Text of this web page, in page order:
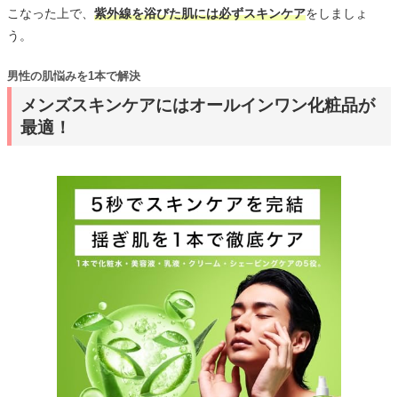
こなった上で、 紫外線を浴びた肌には必ずスキンケアをしましょ
う。
メンズスキンケアにはオールインワン化粧品が
最適！
男性の肌悩みを1本で解決